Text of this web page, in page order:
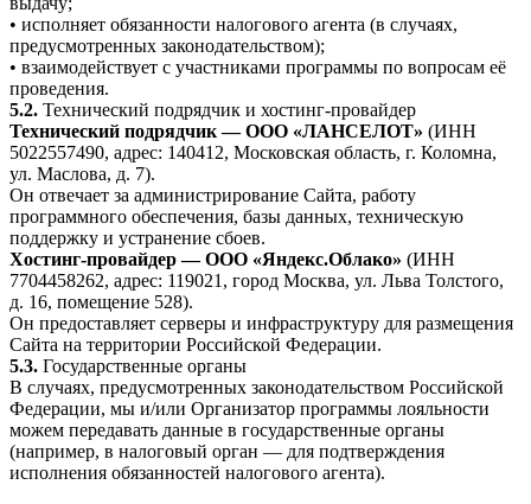
• исполняет обязанности налогового агента (в случаях,
предусмотренных законодательством);
• взаимодействует с участниками программы по вопросам её
проведения.
5.2. Технический подрядчик и хостинг-провайдер
Технический подрядчик — ООО «ЛАНСЕЛОТ» (ИНН
5022557490, адрес: 140412, Московская область, г. Коломна,
ул. Маслова, д. 7).
Он отвечает за администрирование Сайта, работу
программного обеспечения, базы данных, техническую
поддержку и устранение сбоев.
Хостинг-провайдер — ООО «Яндекс.Облако» (ИНН
7704458262, адрес: 119021, город Москва, ул. Льва Толстого,
д. 16, помещение 528).
Он предоставляет серверы и инфраструктуру для размещения
Сайта на территории Российской Федерации.
5.3. Государственные органы
В случаях, предусмотренных законодательством Российской
Федерации, мы и/или Организатор программы лояльности
можем передавать данные в государственные органы
(например, в налоговый орган — для подтверждения
исполнения обязанностей налогового агента).